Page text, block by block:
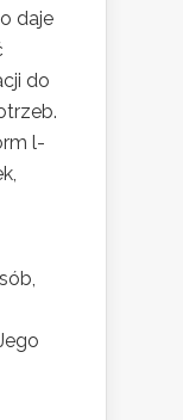
daje
do
l-